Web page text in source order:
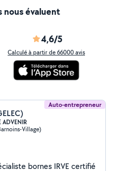
nous évaluent
4,6/5
Calculé à partir de 66000 avis
Auto-entrepreneur
ADVENIR
Village)